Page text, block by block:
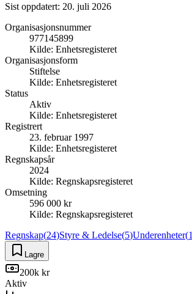
Sist oppdatert: 20. juli 2026
Organisasjonsnummer
977145899
Kilde: Enhetsregisteret
Organisasjonsform
Stiftelse
Kilde: Enhetsregisteret
Status
Aktiv
Kilde: Enhetsregisteret
Registrert
23. februar 1997
Kilde: Enhetsregisteret
Regnskapsår
2024
Kilde: Regnskapsregisteret
Omsetning
596 000 kr
Kilde: Regnskapsregisteret
Regnskap(24)Styre & Ledelse(5)Underenheter(1
Lagre
200k kr
Aktiv